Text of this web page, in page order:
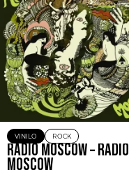
VINILO ROCK
RADIO MOSCOW – RADIO
MOSCOW